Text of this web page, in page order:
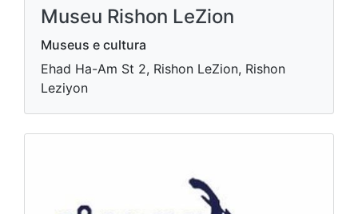
Museu Rishon LeZion
Museus e cultura
Ehad Ha-Am St 2, Rishon LeZion, Rishon
Leziyon